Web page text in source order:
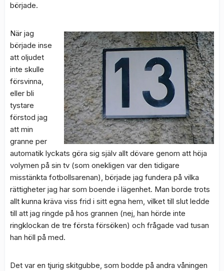
började.
När jag
började inse
att oljudet
inte skulle
försvinna,
eller bli
tystare
förstod jag
att min
granne per
automatik lyckats göra sig själv allt dövare genom att höja
volymen på sin tv (som onekligen var den tidigare
misstänkta fotbollsarenan), började jag fundera på vilka
rättigheter jag har som boende i lägenhet. Man borde trots
allt kunna kräva viss frid i sitt egna hem, vilket till slut ledde
till att jag ringde på hos grannen (nej, han hörde inte
ringklockan de tre första försöken) och frågade vad tusan
han höll på med.
Det var en tjurig skitgubbe, som bodde på andra våningen